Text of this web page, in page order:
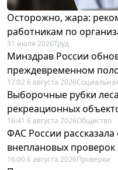
Осторожно, жара:
работникам по
31 июля 2026Труд
Минздрав России
преждевременном
17:02 6 августа 2026
Выборочные рубки
рекреационных
16:41 6 августа 2026Общество
ФАС России
внеплановых
16:00 6 августа 2026Проверки